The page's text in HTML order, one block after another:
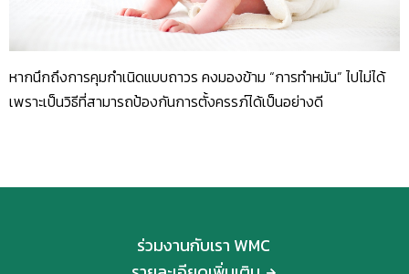
หากนึกถึงการคุมกำเนิดแบบถาวร คงมองข้าม “การทำหมัน” ไปไม่ได้
เพราะเป็นวิธีที่สามารถป้องกันการตั้งครรภ์ได้เป็นอย่างดี
ร่วมงานกับเรา WMC